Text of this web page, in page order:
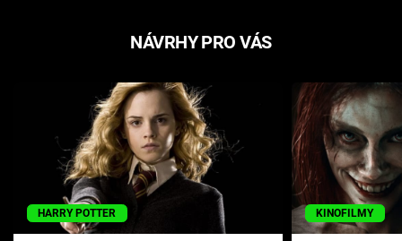
NÁVRHY PRO VÁS
HARRY POTTER KINOFILMY